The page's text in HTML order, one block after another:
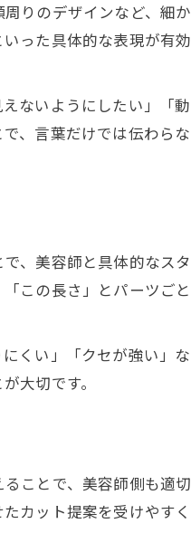
りのデザインなど、細か
った具体的な表現が有効
ないようにしたい」「動
、言葉だけでは伝わらな
、美容師と具体的なスタ
この長さ」とパーツごと
くい」「クセが強い」な
大切です。
ことで、美容師側も適切
カット提案を受けやすく